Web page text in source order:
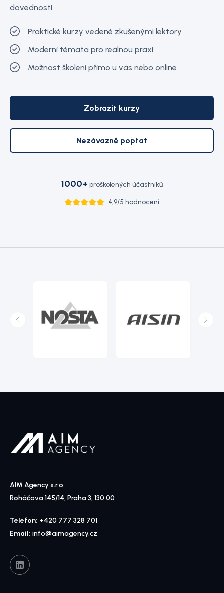
dovednosti.
Praktické kurzy vedené zkušenými lektory
Moderní témata pro reálnou praxi
Možnost školení přímo u vás nebo online
Zobrazit kurzy
Nezávazně poptat
1000+ proškolených účastníků
4,9/5 hodnocení
AIM Agency s.r.o.
Roháčova 145/14, Praha 3, 130 00
Telefon: +420 777 328 701
Email: info@aimagency.cz